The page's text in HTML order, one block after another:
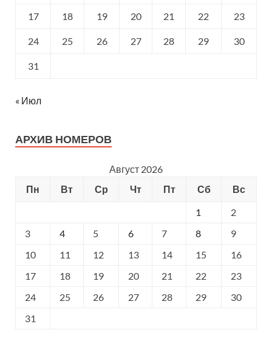
17 18 19 20 21 22 23
24 25 26 27 28 29 30
31
« Июл
АРХИВ НОМЕРОВ
Август 2026
Пн
Вт Ср Чт Пт Сб
Вс
1
2
3
4 5 6 7 8
9
10
11 12 13 14 15
16
17
18 19 20 21 22
23
24
25 26 27 28 29
30
31